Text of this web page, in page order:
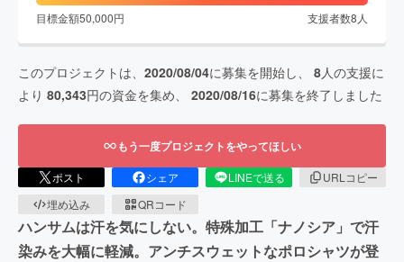
目標金額50,000円 支援者数8 人
このプロジェクトは、 2020/08/04に募集を開始し、 8人の支援に
より 80,343円の資金を集め、 2020/08/16に募集を終了しました
もう一度プロジェクトをやってほしい
ポスト シェア LINEで送る
URLコピー
埋め込み
QRコード
ハンサムは汗を気にしない。特殊加工「ナノシア」で汗
染みを大幅に軽減。アンチスウェットなポロシャツが登